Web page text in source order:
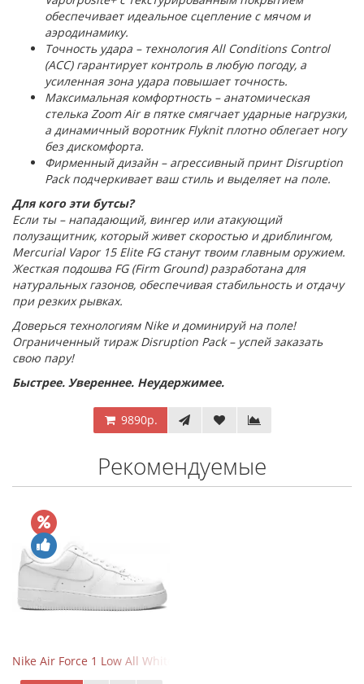
обеспечивает идеальное сцепление с мячом и
аэродинамику.
Точность удара – технология All Conditions Control
(ACC) гарантирует контроль в любую погоду, а
усиленная зона удара повышает точность.
Максимальная комфортность – анатомическая
стелька Zoom Air в пятке смягчает ударные нагрузки,
а динамичный воротник Flyknit плотно облегает ногу
без дискомфорта.
Фирменный дизайн – агрессивный принт Disruption
Pack подчеркивает ваш стиль и выделяет на поле.
Для кого эти бутсы?
Если ты – нападающий, вингер или атакующий
полузащитник, который живет скоростью и дриблингом,
Mercurial Vapor 15 Elite FG станут твоим главным оружием.
Жесткая подошва FG (Firm Ground) разработана для
натуральных газонов, обеспечивая стабильность и отдачу
при резких рывках.
Доверься технологиям Nike и доминируй на поле!
Ограниченный тираж Disruption Pack – успей заказать
свою пару!
Быстрее. Увереннее. Неудержимее.
9890р.
Рекомендуемые
Nike Air Force 1 Low All White